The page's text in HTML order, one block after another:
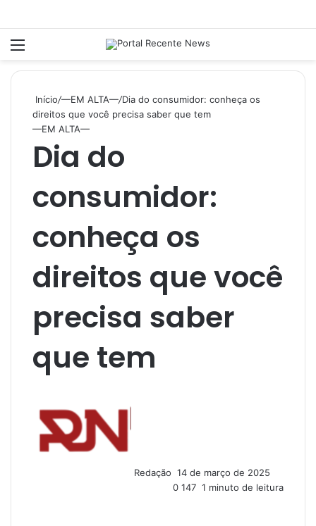
Início/—EM ALTA—/Dia do consumidor: conheça os
direitos que você precisa saber que tem
—EM ALTA—
Dia do
consumidor:
conheça os
direitos que você
precisa saber
que tem
Redação m
e
14 de março de 2025
0 147 1 minuto de leitura